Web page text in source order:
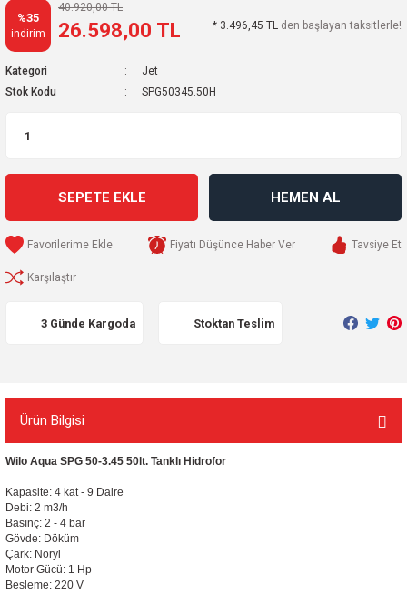
%35
indirim
40.920,00 TL
26.598,00 TL * 3.496,45 TL den başlayan taksitlerle!
Kategori
Jet
Stok Kodu
SPG50345.50H
SEPETE EKLE HEMEN AL
Fiyatı Düşünce Haber Ver Tavsiye Et
Karşılaştır
3 Günde Kargoda Stoktan Teslim
Ürün Bilgisi
Wilo Aqua SPG 50-3.45 50lt. Tanklı Hidrofor
Kapasite: 4 kat - 9 Daire
Debi: 2 m3/h
Basınç: 2 - 4 bar
Gövde: Döküm
Çark: Noryl
Motor Gücü: 1 Hp
Besleme: 220 V